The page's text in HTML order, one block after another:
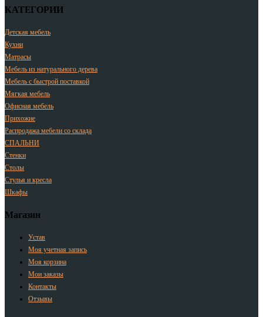
КАТЕГОРИИ
Детская мебель
Кухни
Матрасы
Мебель из натурального дерева
Мебель с быстрой поставкой
Мягкая мебель
Офисная мебель
Прихожие
Распродажа мебели со склада
СПАЛЬНИ
Стенки
Столы
Стулья и кресла
Шкафы
Магазин
Устав
Моя учетная запись
Моя корзина
Мои заказы
Контакты
Отзывы